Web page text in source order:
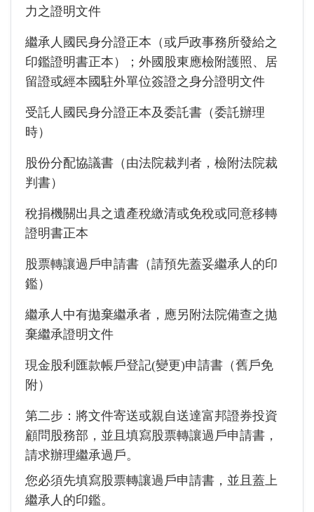
力之證明文件
繼承人國民身分證正本（或戶政事務所發給之
印鑑證明書正本）；外國股東應檢附護照、居
留證或經本國駐外單位簽證之身分證明文件
受託人國民身分證正本及委託書（委託辦理
時）
股份分配協議書（由法院裁判者，檢附法院裁
判書）
稅捐機關出具之遺產稅繳清或免稅或同意移轉
證明書正本
股票轉讓過戶申請書（請預先蓋妥繼承人的印
鑑）
繼承人中有拋棄繼承者，應另附法院備查之拋
棄繼承證明文件
現金股利匯款帳戶登記(變更)申請書（舊戶免
附）
第二步：將文件寄送或親自送達富邦證券投資
顧問股務部，並且填寫股票轉讓過戶申請書，
請求辦理繼承過戶。
您必須先填寫股票轉讓過戶申請書，並且蓋上
繼承人的印鑑。